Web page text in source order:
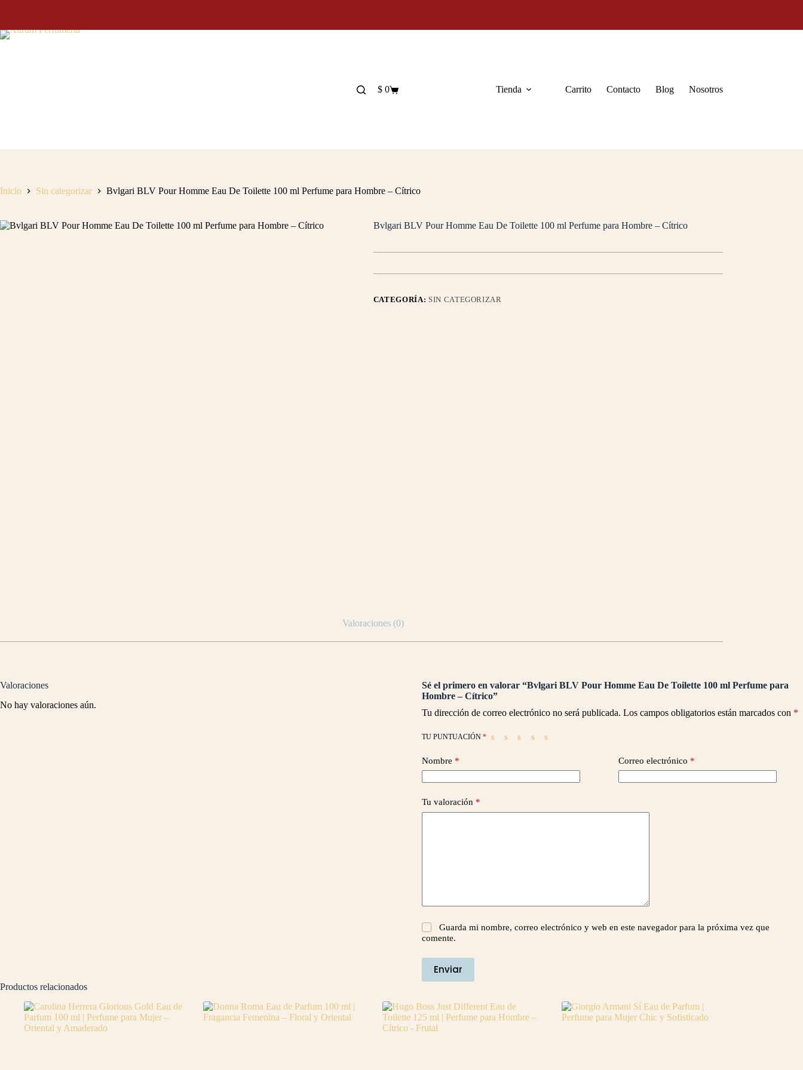
Carro
$ 0 Tienda Carrito Contacto Blog Nosotros
Inicio Sin categorizar Bvlgari BLV Pour Homme Eau De Toilette 100 ml Perfume para Hombre – Cítrico
Bvlgari BLV Pour Homme Eau De Toilette 100 ml Perfume para Hombre – Cítrico
CATEGORÍA: SIN CATEGORIZAR
Valoraciones (0)
Valoraciones
No hay valoraciones aún.
Sé el primero en valorar “Bvlgari BLV Pour Homme Eau De Toilette 100 ml Perfume para
Hombre – Cítrico”
Tu dirección de correo electrónico no será publicada. Los campos obligatorios están marcados con *
TU PUNTUACIÓN *
Nombre * Correo electrónico *
Tu valoración *
Guarda mi nombre, correo electrónico y web en este navegador para la próxima vez que
comente.
Enviar
Productos relacionados